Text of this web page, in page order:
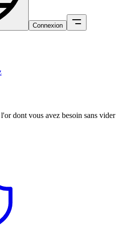
Connexion
dont vous avez besoin sans vider